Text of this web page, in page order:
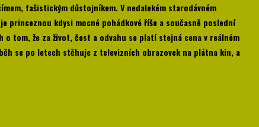
fašistickým důstojníkem. V nedalekém starodávném
kdysi mocné pohádkové říše a současně poslední
tom, že za život, čest a odvahu se platí stejná cena v reálném
se po letech stěhuje z televizních obrazovek na plátna kin, a